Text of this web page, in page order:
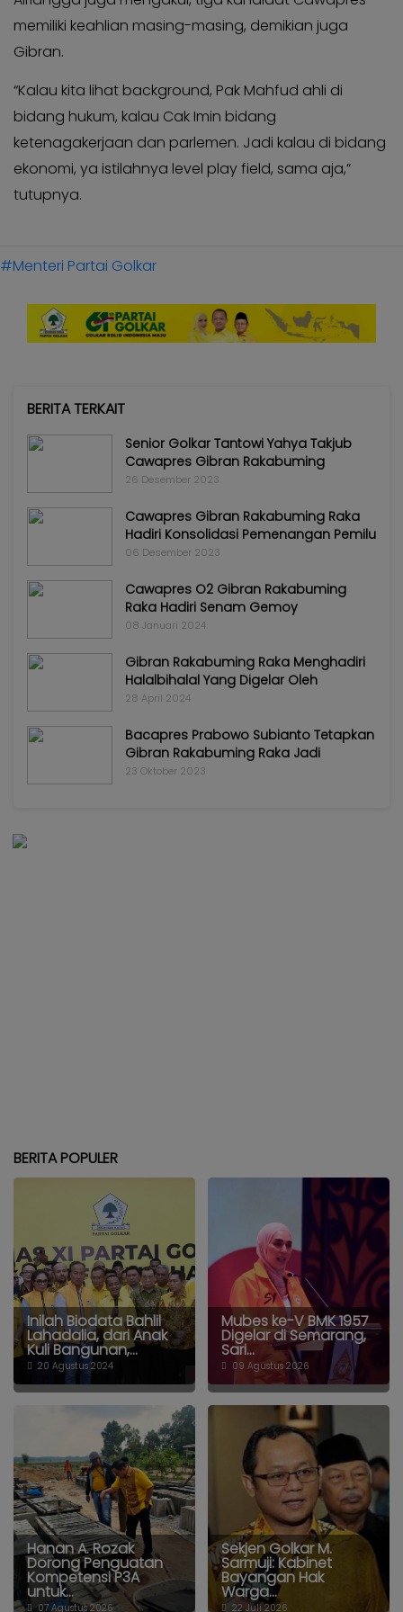
Photo
KABAR
KADER
memiliki keahlian masing-masing, demikian juga
Gibran.
“Kalau kita lihat background, Pak Mahfud ahli di
bidang hukum, kalau Cak Imin bidang
ketenagakerjaan dan parlemen. Jadi kalau di bidang
ekonomi, ya istilahnya level play field, sama aja,”
tutupnya.
#Menteri Partai Golkar
BERITA TERKAIT
Senior Golkar Tantowi Yahya Takjub
Cawapres Gibran Rakabuming
26 Desember 2023
Cawapres Gibran Rakabuming Raka
Hadiri Konsolidasi Pemenangan Pemilu
06 Desember 2023
Cawapres O2 Gibran Rakabuming
Raka Hadiri Senam Gemoy
08 Januari 2024
Gibran Rakabuming Raka Menghadiri
Halalbihalal Yang Digelar Oleh
28 April 2024
Bacapres Prabowo Subianto Tetapkan
Gibran Rakabuming Raka Jadi
23 Oktober 2023
BERITA POPULER
Inilah Biodata Bahlil
Lahadalia, dari Anak
Kuli Bangunan,...
20 Agustus 2024
Mubes ke-V BMK 1957
Digelar di Semarang,
Sari...
09 Agustus 2026
Hanan A. Rozak
Dorong Penguatan
Kompetensi P3A
untuk...
07 Agustus 2026
Sekjen Golkar M.
Sarmuji: Kabinet
Bayangan Hak
Warga...
22 Juli 2026